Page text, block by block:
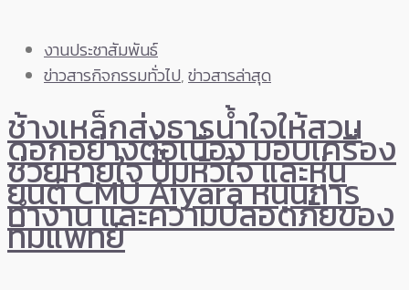
งานประชาสัมพันธ์
ข่าวสารกิจกรรมทั่วไป,ข่าวสารล่าสุด
ช้างเหล็กส่งธารน้ำใจให้สวน
ดอกอย่างต่อเนื่อง มอบเครื่อง
ช่วยหายใจ ปั๊มหัวใจ และหุ่น
ยนต์ CMU Aiyara หนุนการ
ทำงาน และความปลอดภัยของ
ทีมแพทย์